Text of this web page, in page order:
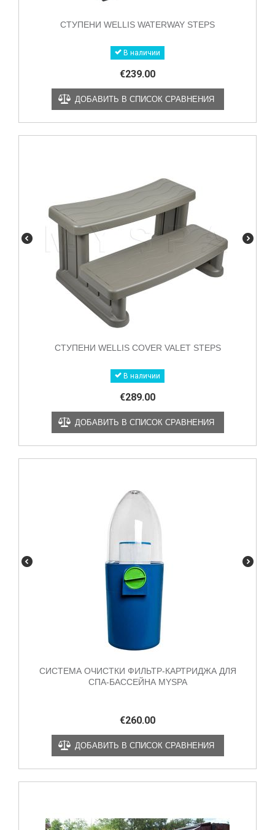
СТУПЕНИ WELLIS WATERWAY STEPS
В наличии
€239.00
ДОБАВИТЬ В СПИСОК СРАВНЕНИЯ
СТУПЕНИ WELLIS COVER VALET STEPS
В наличии
€289.00
ДОБАВИТЬ В СПИСОК СРАВНЕНИЯ
СИСТЕМА ОЧИСТКИ ФИЛЬТР-КАРТРИДЖА ДЛЯ
СПА-БАССЕЙНА MYSPA
€260.00
ДОБАВИТЬ В СПИСОК СРАВНЕНИЯ